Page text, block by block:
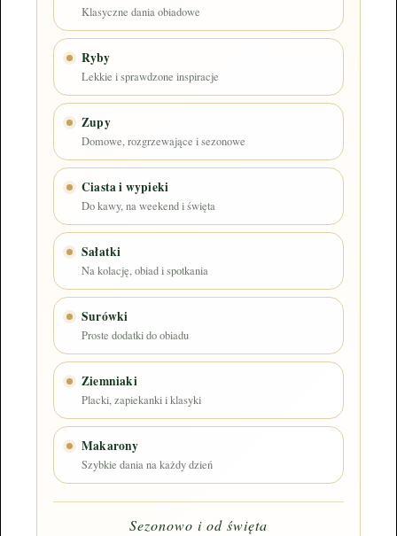
Klasyczne dania obiadowe
Ryby
Lekkie i sprawdzone inspiracje
Zupy
Domowe, rozgrzewające i sezonowe
Ciasta i wypieki
Do kawy, na weekend i święta
Sałatki
Na kolację, obiad i spotkania
Surówki
Proste dodatki do obiadu
Ziemniaki
Placki, zapiekanki i klasyki
Makarony
Szybkie dania na każdy dzień
Sezonowo i od święta